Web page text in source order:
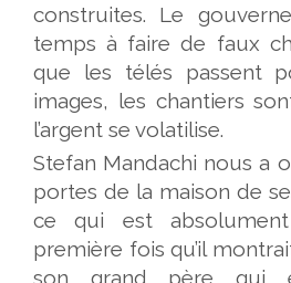
construites. Le
temps à faire de faux
que les télés passent
images, les chantiers
l’argent se volatilise.
Stefan Mandachi nous a
portes de la maison de
ce qui est
première fois qu’il
son grand père qui